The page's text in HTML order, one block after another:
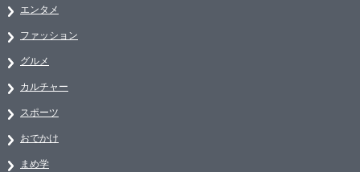
エンタメ
ファッション
グルメ
カルチャー
スポーツ
おでかけ
まめ学